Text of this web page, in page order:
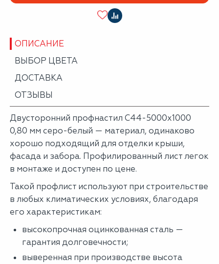
ОПИСАНИЕ
ВЫБОР ЦВЕТА
ДОСТАВКА
ОТЗЫВЫ
Двусторонний профнастил С44-5000х1000
0,80 мм серо-белый — материал, одинаково
хорошо подходящий для отделки крыши,
фасада и забора. Профилированный лист легок
в монтаже и доступен по цене.
Такой профлист используют при строительстве
в любых климатических условиях, благодаря
его характеристикам:
высокопрочная оцинкованная сталь —
гарантия долговечности;
выверенная при производстве высота